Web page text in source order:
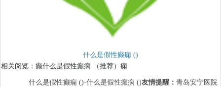
什么是假性癫痫 ()
相关阅览：癫什么是假性癫痫 （推荐）痫
什么是假性癫痫 ()-什么是假性癫痫 ()友情提醒 ：青岛安宁医院